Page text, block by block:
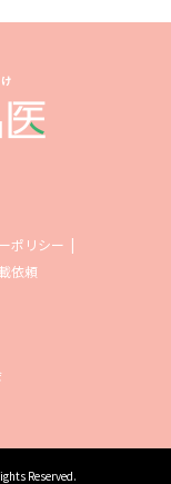
ポリシー
依頼
Reserved.